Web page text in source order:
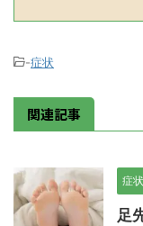
-症状
関連記事
症状
足